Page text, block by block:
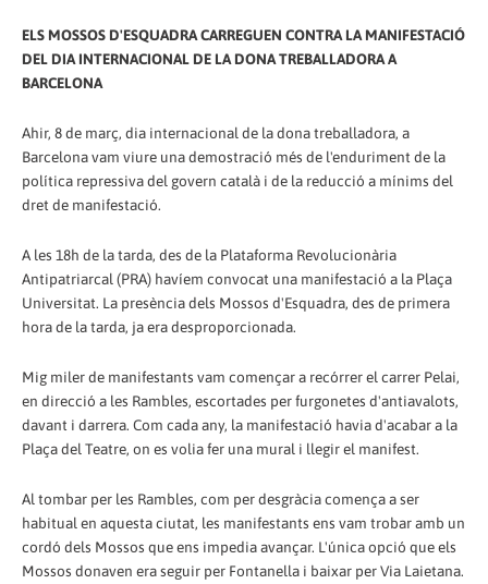
ELS MOSSOS D'ESQUADRA CARREGUEN CONTRA LA MANIFESTACIÓ
DEL DIA INTERNACIONAL DE LA DONA TREBALLADORA A
BARCELONA
Ahir, 8 de març, dia internacional de la dona treballadora, a
Barcelona vam viure una demostració més de l'enduriment de la
política repressiva del govern català i de la reducció a mínims del
dret de manifestació.
A les 18h de la tarda, des de la Plataforma Revolucionària
Antipatriarcal (PRA) havíem convocat una manifestació a la Plaça
Universitat. La presència dels Mossos d'Esquadra, des de primera
hora de la tarda, ja era desproporcionada.
Mig miler de manifestants vam començar a recórrer el carrer Pelai,
en direcció a les Rambles, escortades per furgonetes d'antiavalots,
davant i darrera. Com cada any, la manifestació havia d'acabar a la
Plaça del Teatre, o­n es volia fer una mural i llegir el manifest.
Al tombar per les Rambles, com per desgràcia comença a ser
habitual en aquesta ciutat, les manifestants ens vam trobar amb un
cordó dels Mossos que ens impedia avançar. L'única opció que els
Mossos donaven era seguir per Fontanella i baixar per Via Laietana.